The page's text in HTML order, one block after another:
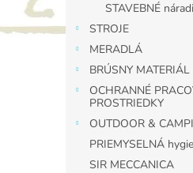
STAVEBNÉ
STROJE
MERADLÁ
BRÚSNY MATERIÁL
OCHRANNÉ
PROSTRIEDKY
OUTDOOR &
PRIEMYSELNÁ
SIR MECCANICA